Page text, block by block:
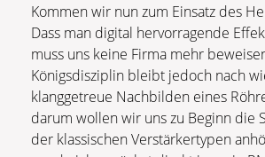
Kommen wir nun zum Einsatz des
Dass man digital hervorragende
muss uns keine Firma mehr
Königsdisziplin bleibt jedoch nach
klanggetreue Nachbilden eines
darum wollen wir uns zu Beginn die
der klassischen Verstärkertypen